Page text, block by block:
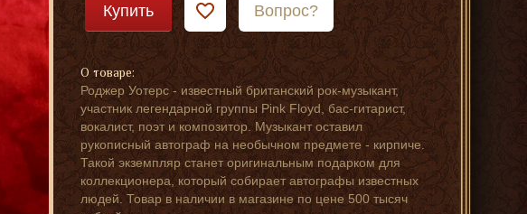
Купить Вопрос?
О товаре:
Роджер Уотерс - известный британский рок-музыкант,
участник легендарной группы Pink Floyd, бас-гитарист,
вокалист, поэт и композитор. Музыкант оставил
рукописный автограф на необычном предмете - кирпиче.
Такой экземпляр станет оригинальным подарком для
коллекционера, который собирает автографы известных
людей. Товар в наличии в магазине по цене 500 тысяч